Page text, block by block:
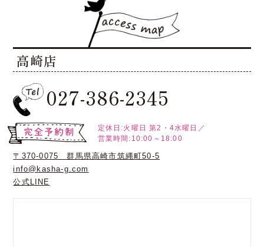
高崎店
027-386-2345
定休日:火曜日 第2・4水曜日／
営業時間:10:00～18:00
〒370-0075 群馬県高崎市筑縄町50-5
info@kasha-g.com
公式LINE